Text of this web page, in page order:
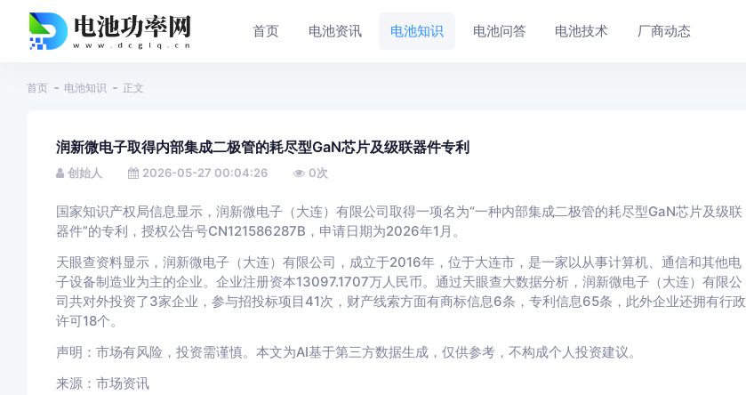
首页 电池资讯 电池知识 电池问答 电池技术 厂商动态
首页 电池知识 正文
润新微电子取得内部集成二极管的耗尽型GaN芯片及级联器件专利
创始人 2026-05-27 00:04:26 0次
国家知识产权局信息显示，润新微电子（大连）有限公司取得一项名为“一种内部集成二极管的耗尽型GaN芯片及级联
器件”的专利，授权公告号CN121586287B，申请日期为2026年1月。
天眼查资料显示，润新微电子（大连）有限公司，成立于2016年，位于大连市，是一家以从事计算机、通信和其他电
子设备制造业为主的企业。企业注册资本13097.1707万人民币。通过天眼查大数据分析，润新微电子（大连）有限公
司共对外投资了3家企业，参与招投标项目41次，财产线索方面有商标信息6条，专利信息65条，此外企业还拥有行政
许可18个。
声明：市场有风险，投资需谨慎。本文为AI基于第三方数据生成，仅供参考，不构成个人投资建议。
来源：市场资讯